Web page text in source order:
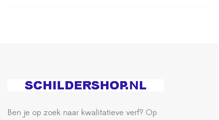
Ben je op zoek naar kwalitatieve verf? Op